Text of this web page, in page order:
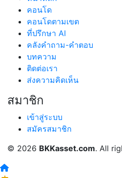
คอนโด
คอนโดตามเขต
ที่ปรึกษา AI
คลังคำถาม-คำตอบ
บทความ
ติดต่อเรา
ส่งความคิดเห็น
สมาชิก
เข้าสู่ระบบ
สมัครสมาชิก
© 2026 BKKasset.com. All